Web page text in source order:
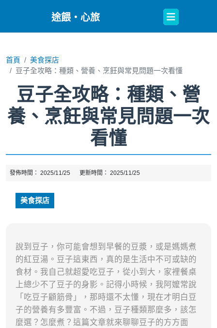
途餵・心旅
Open
Button
首頁
美食探店
豆子全攻略：種類、營養、烹飪與常見問題一次看懂
豆子全攻略：種類、營
養、烹飪與常見問題一次
看懂
發佈時間： 2025/11/25 更新時間： 2025/11/25
美食探店
說到豆子，你可能會想到早餐的豆漿，或是媽媽煮
的紅豆湯。豆子這東西，真的是生活中不可或缺的
食材。我自己就超愛吃豆子，從小到大，家裡餐桌
上總少不了豆子的身影。記得小時候，我阿嬤常說
「吃豆子顧筋骨」，那時還不太懂，現在才明白豆
子的營養有多豐富。不過，豆子種類那麼多，該怎
麼選？怎麼煮？這篇文章就來聊聊豆子的方方面